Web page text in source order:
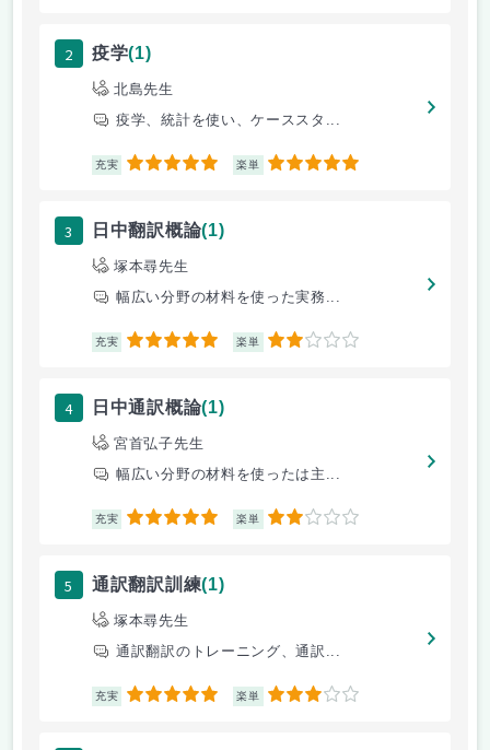
2 疫学(1)
北島先生
疫学、統計を使い、ケーススタ...
充実 5 楽単 5
3 日中翻訳概論(1)
塚本尋先生
幅広い分野の材料を使った実務...
充実 5 楽単 2
4 日中通訳概論(1)
宮首弘子先生
幅広い分野の材料を使ったは主...
充実 5 楽単 2
5 通訳翻訳訓練(1)
塚本尋先生
通訳翻訳のトレーニング、通訳...
充実 5 楽単 3